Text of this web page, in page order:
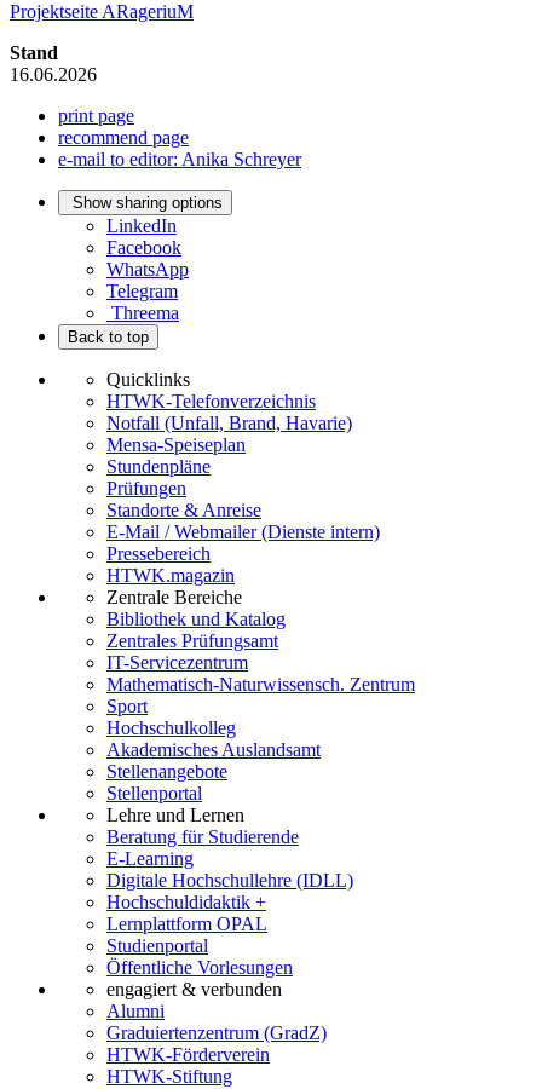
Projektseite ARageriuM
Stand
16.06.2026
print page
recommend page
e-mail to editor: Anika Schreyer
Show sharing options
LinkedIn
Facebook
WhatsApp
Telegram
Threema
Back to top
Quicklinks
HTWK-Telefonverzeichnis
Notfall (Unfall, Brand, Havarie)
Mensa-Speiseplan
Stundenpläne
Prüfungen
Standorte & Anreise
E-Mail / Webmailer (Dienste intern)
Pressebereich
HTWK.magazin
Zentrale Bereiche
Bibliothek und Katalog
Zentrales Prüfungsamt
IT-Servicezentrum
Mathematisch-Naturwissensch. Zentrum
Sport
Hochschulkolleg
Akademisches Auslandsamt
Stellenangebote
Stellenportal
Lehre und Lernen
Beratung für Studierende
E-Learning
Digitale Hochschullehre (IDLL)
Hochschuldidaktik +
Lernplattform OPAL
Studienportal
Öffentliche Vorlesungen
engagiert & verbunden
Alumni
Graduiertenzentrum (GradZ)
HTWK-Förderverein
HTWK-Stiftung